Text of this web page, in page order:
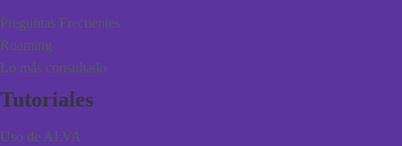
Preguntas Frecuentes
Roaming
Lo más consultado
Tutoriales
Uso de ALVA